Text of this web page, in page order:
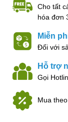
Dinh
Cho tất
hóa đơn
Miễn
Đối với
Hỗ trợ
Gọi
Mua